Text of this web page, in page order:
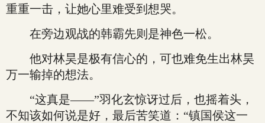
重重一击，让她心里难受到想哭。
在旁边观战的韩霸先则是神色一松。
他对林昊是极有信心的，可也难免生出林昊
万一输掉的想法。
“这真是——”羽化玄惊讶过后，也摇着头，
不知该如何说是好，最后苦笑道：“镇国侯这一